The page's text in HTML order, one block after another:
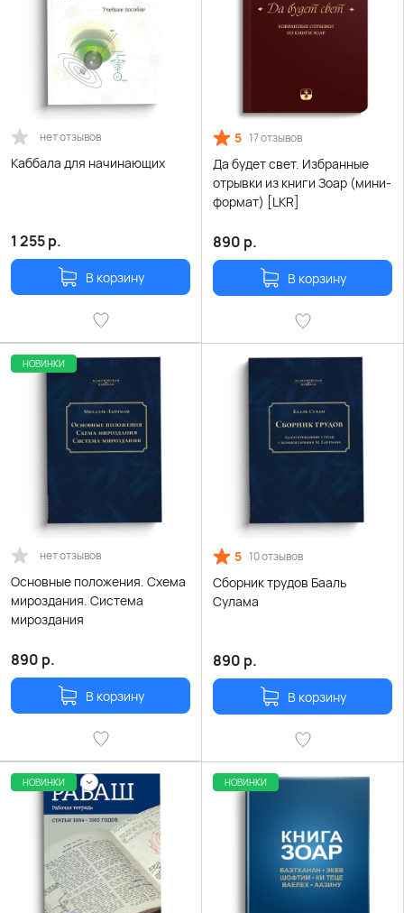
нет отзывов
Каббала для начинающих
1 255р.
В корзину
5 17 отзывов
Да будет свет. Избранные
отрывки из книги Зоар (мини-
формат) [LKR]
890 р.
В корзину
НОВИНКИ
нет отзывов
Основные положения. Схема
мироздания. Система
мироздания
890 р.
В корзину
5 10 отзывов
Сборник трудов Бааль
Сулама
890 р.
В корзину
НОВИНКИ НОВИНКИ